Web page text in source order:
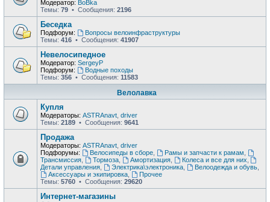
Модератор: BoBka
Темы: 79 • Сообщения: 2196
Беседка
Подфорум:
Вопросы велоинфраструктуры
Темы: 416 • Сообщения: 41907
Невелосипедное
Модератор: SergeyP
Подфорум:
Водные походы
Темы: 356 • Сообщения: 11583
Велолавка
Купля
Модераторы: ASTRAnavt driver
Темы: 2189 • Сообщения: 9641
Продажа
Модераторы: ASTRAnavt driver
Подфорумы:
Велосипеды в сборе, Рамы и запчасти к рамам
Трансмиссия
Тормоза, Амортизация, Колеса и все для них
Детали управления
Электрика\электроника, Велоодежда и обувь,
Аксессуары и экипировка,
Прочее
Темы: 5760 • Сообщения: 29620
Интернет-магазины